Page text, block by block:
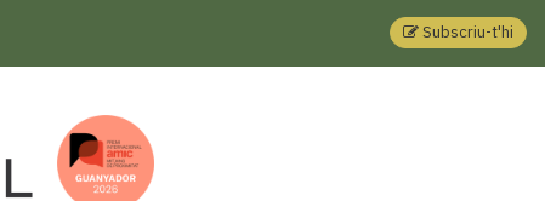
Subscriu-t'hi